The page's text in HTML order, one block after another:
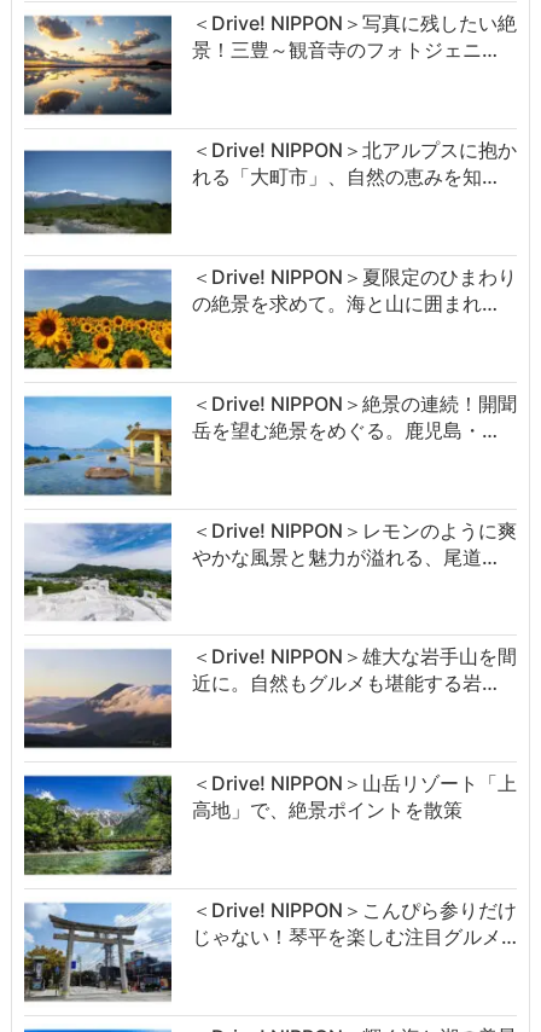
＜Drive! NIPPON＞写真に残したい絶
景！三豊～観音寺のフォトジェニ…
＜Drive! NIPPON＞北アルプスに抱か
れる「大町市」、自然の恵みを知…
＜Drive! NIPPON＞夏限定のひまわり
の絶景を求めて。海と山に囲まれ…
＜Drive! NIPPON＞絶景の連続！開聞
岳を望む絶景をめぐる。鹿児島・…
＜Drive! NIPPON＞レモンのように爽
やかな風景と魅力が溢れる、尾道…
＜Drive! NIPPON＞雄大な岩手山を間
近に。自然もグルメも堪能する岩…
＜Drive! NIPPON＞山岳リゾート「上
高地」で、絶景ポイントを散策
＜Drive! NIPPON＞こんぴら参りだけ
じゃない！琴平を楽しむ注目グルメ…